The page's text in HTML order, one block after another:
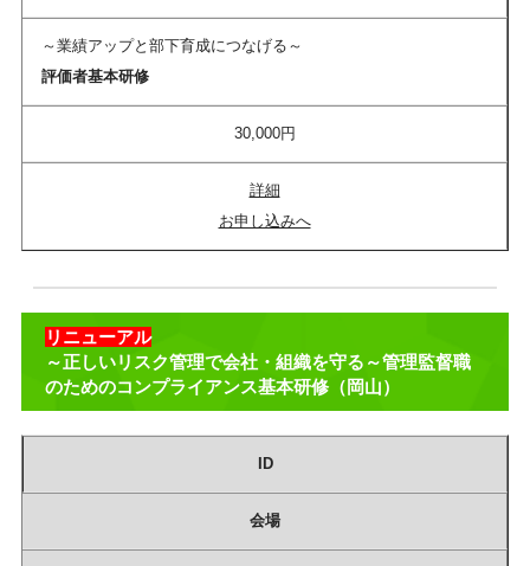
～業績アップと部下育成につなげる～
評価者基本研修
30,000円
詳細
お申し込みへ
リニューアル
～正しいリスク管理で会社・組織を守る～管理監督職
のためのコンプライアンス基本研修（岡山）
ID
会場